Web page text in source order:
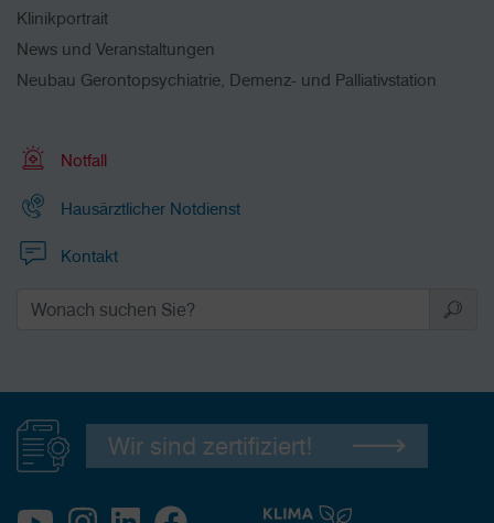
Klinikportrait
News und Veranstaltungen
Neubau Gerontopsychiatrie, Demenz- und Palliativstation
Notfall
Hausärztlicher Notdienst
Kontakt
Wir sind zertifiziert!